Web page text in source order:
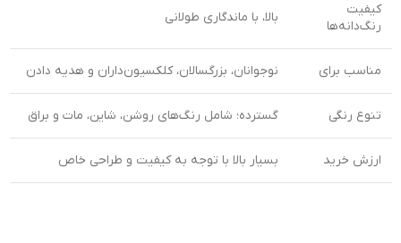
کیفیت
رنگ‌دانه‌ها
بالا، با ماندگاری طولانی
مناسب برای نوجوانان، بزرگسالان، کلکسیون‌داران و هدیه دادن
تنوع رنگی گسترده؛ شامل رنگ‌های روشن، شاین، مات و براق
ارزش خرید بسیار بالا با توجه به کیفیت و طراحی خاص